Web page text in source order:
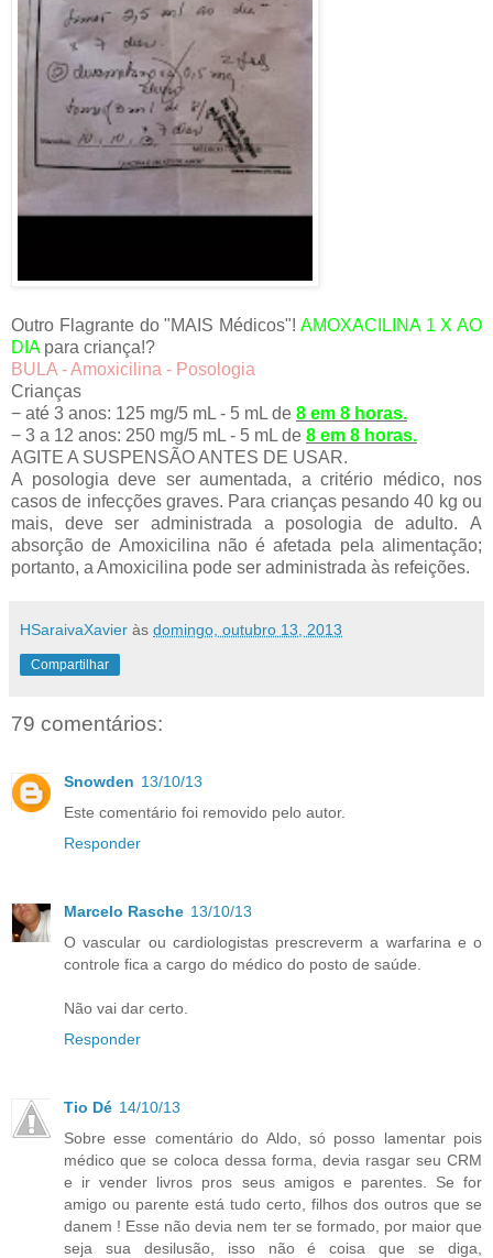
Outro Flagrante do "MAIS Médicos"! AMOXACILINA 1 X AO
DIA para criança!?
BULA - Amoxicilina - Posologia
Crianças
− até 3 anos: 125 mg/5 mL - 5 mL de 8 em 8 horas.
− 3 a 12 anos: 250 mg/5 mL - 5 mL de 8 em 8 horas.
AGITE A SUSPENSÃO ANTES DE USAR.
A posologia deve ser aumentada, a critério médico, nos
casos de infecções graves. Para crianças pesando 40 kg ou
mais, deve ser administrada a posologia de adulto. A
absorção de Amoxicilina não é afetada pela alimentação;
portanto, a Amoxicilina pode ser administrada às refeições.
HSaraivaXavier às domingo, outubro 13, 2013
Compartilhar
79 comentários:
Snowden 13/10/13
Este comentário foi removido pelo autor.
Responder
Marcelo Rasche 13/10/13
O vascular ou cardiologistas prescreverm a warfarina e o
controle fica a cargo do médico do posto de saúde.
Não vai dar certo.
Responder
Tio Dé 14/10/13
Sobre esse comentário do Aldo, só posso lamentar pois
médico que se coloca dessa forma, devia rasgar seu CRM
e ir vender livros pros seus amigos e parentes. Se for
amigo ou parente está tudo certo, filhos dos outros que se
danem ! Esse não devia nem ter se formado, por maior que
seja sua desilusão, isso não é coisa que se diga,